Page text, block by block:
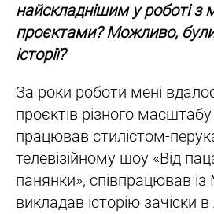
найскладнішим у роботі
проєктами? Можливо, були
історії?
За роки роботи мені
проєктів різного
працював стилістом-
телевізійному шоу «Від
панянки», співпрацював із
викладав історію зачіски в